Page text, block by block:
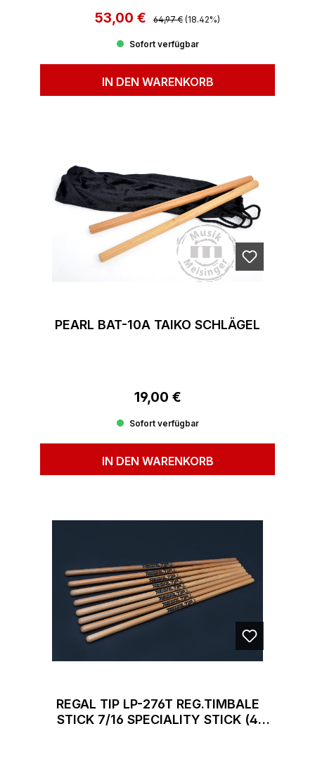
Verkaufspreis:
53,00 € Regulärer Preis:
64,97 € (18.42%)
Sofort verfügbar
IN DEN WARENKORB
PEARL BAT-10A TAIKO SCHLÄGEL
Regulärer Preis:
19,00 €
Sofort verfügbar
IN DEN WARENKORB
REGAL TIP LP-276T REG.TIMBALE
STICK 7/16 SPECIALITY STICK (4